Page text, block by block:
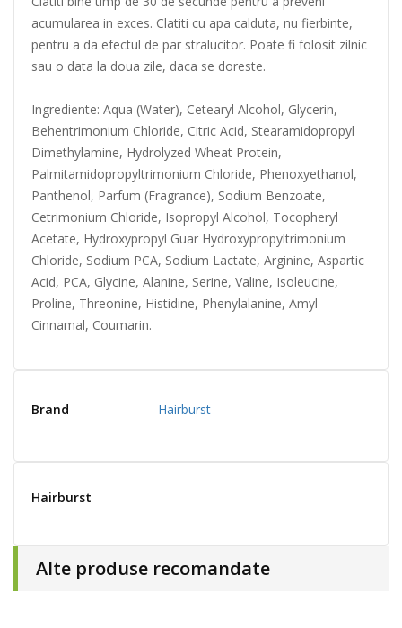
acumularea in exces. Clatiti cu apa calduta, nu fierbinte,
pentru a da efectul de par stralucitor. Poate fi folosit zilnic
sau o data la doua zile, daca se doreste.
Ingrediente: Aqua (Water), Cetearyl Alcohol, Glycerin,
Behentrimonium Chloride, Citric Acid, Stearamidopropyl
Dimethylamine, Hydrolyzed Wheat Protein,
Palmitamidopropyltrimonium Chloride, Phenoxyethanol,
Panthenol, Parfum (Fragrance), Sodium Benzoate,
Cetrimonium Chloride, Isopropyl Alcohol, Tocopheryl
Acetate, Hydroxypropyl Guar Hydroxypropyltrimonium
Chloride, Sodium PCA, Sodium Lactate, Arginine, Aspartic
Acid, PCA, Glycine, Alanine, Serine, Valine, Isoleucine,
Proline, Threonine, Histidine, Phenylalanine, Amyl
Cinnamal, Coumarin.
Brand Hairburst
Hairburst
Alte produse recomandate